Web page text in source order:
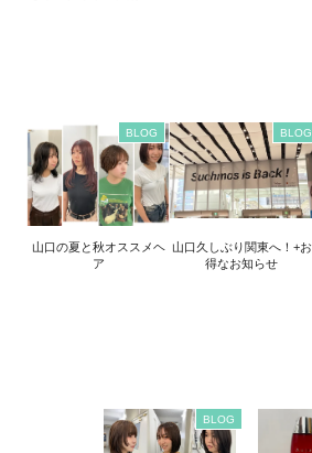
BLOG
山口の夏と秋オススメヘ
ア
BLOG
山口久しぶり関東へ！+お
得なお知らせ
BLOG